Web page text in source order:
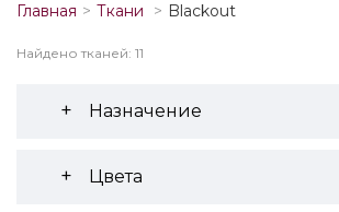
Главная Ткани Blackout
Найдено тканей: 11
Назначение
Цвета